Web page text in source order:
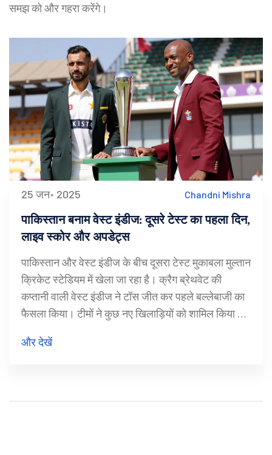
समझ को और गहरा करेंगे।
25 जन॰ 2025 Chandni Mishra
पाकिस्तान बनाम वेस्ट इंडीज: दूसरे टेस्ट का पहला दिन,
लाइव स्कोर और अपडेट्स
पाकिस्तान और वेस्ट इंडीज के बीच दूसरा टेस्ट मुकाबला मुल्तान
क्रिकेट स्टेडियम में खेला जा रहा है। क्रैग ब्रेथवेट की
कप्तानी वाली वेस्ट इंडीज ने टॉस जीत कर पहले बल्लेबाजी का
फैसला किया। टीमों ने कुछ नए खिलाड़ियों को शामिल किया है,
आसार हैं, जिससे बल्लेबाजों के लिए मुश्किलें बढ़ सकती हैं।
और देखें